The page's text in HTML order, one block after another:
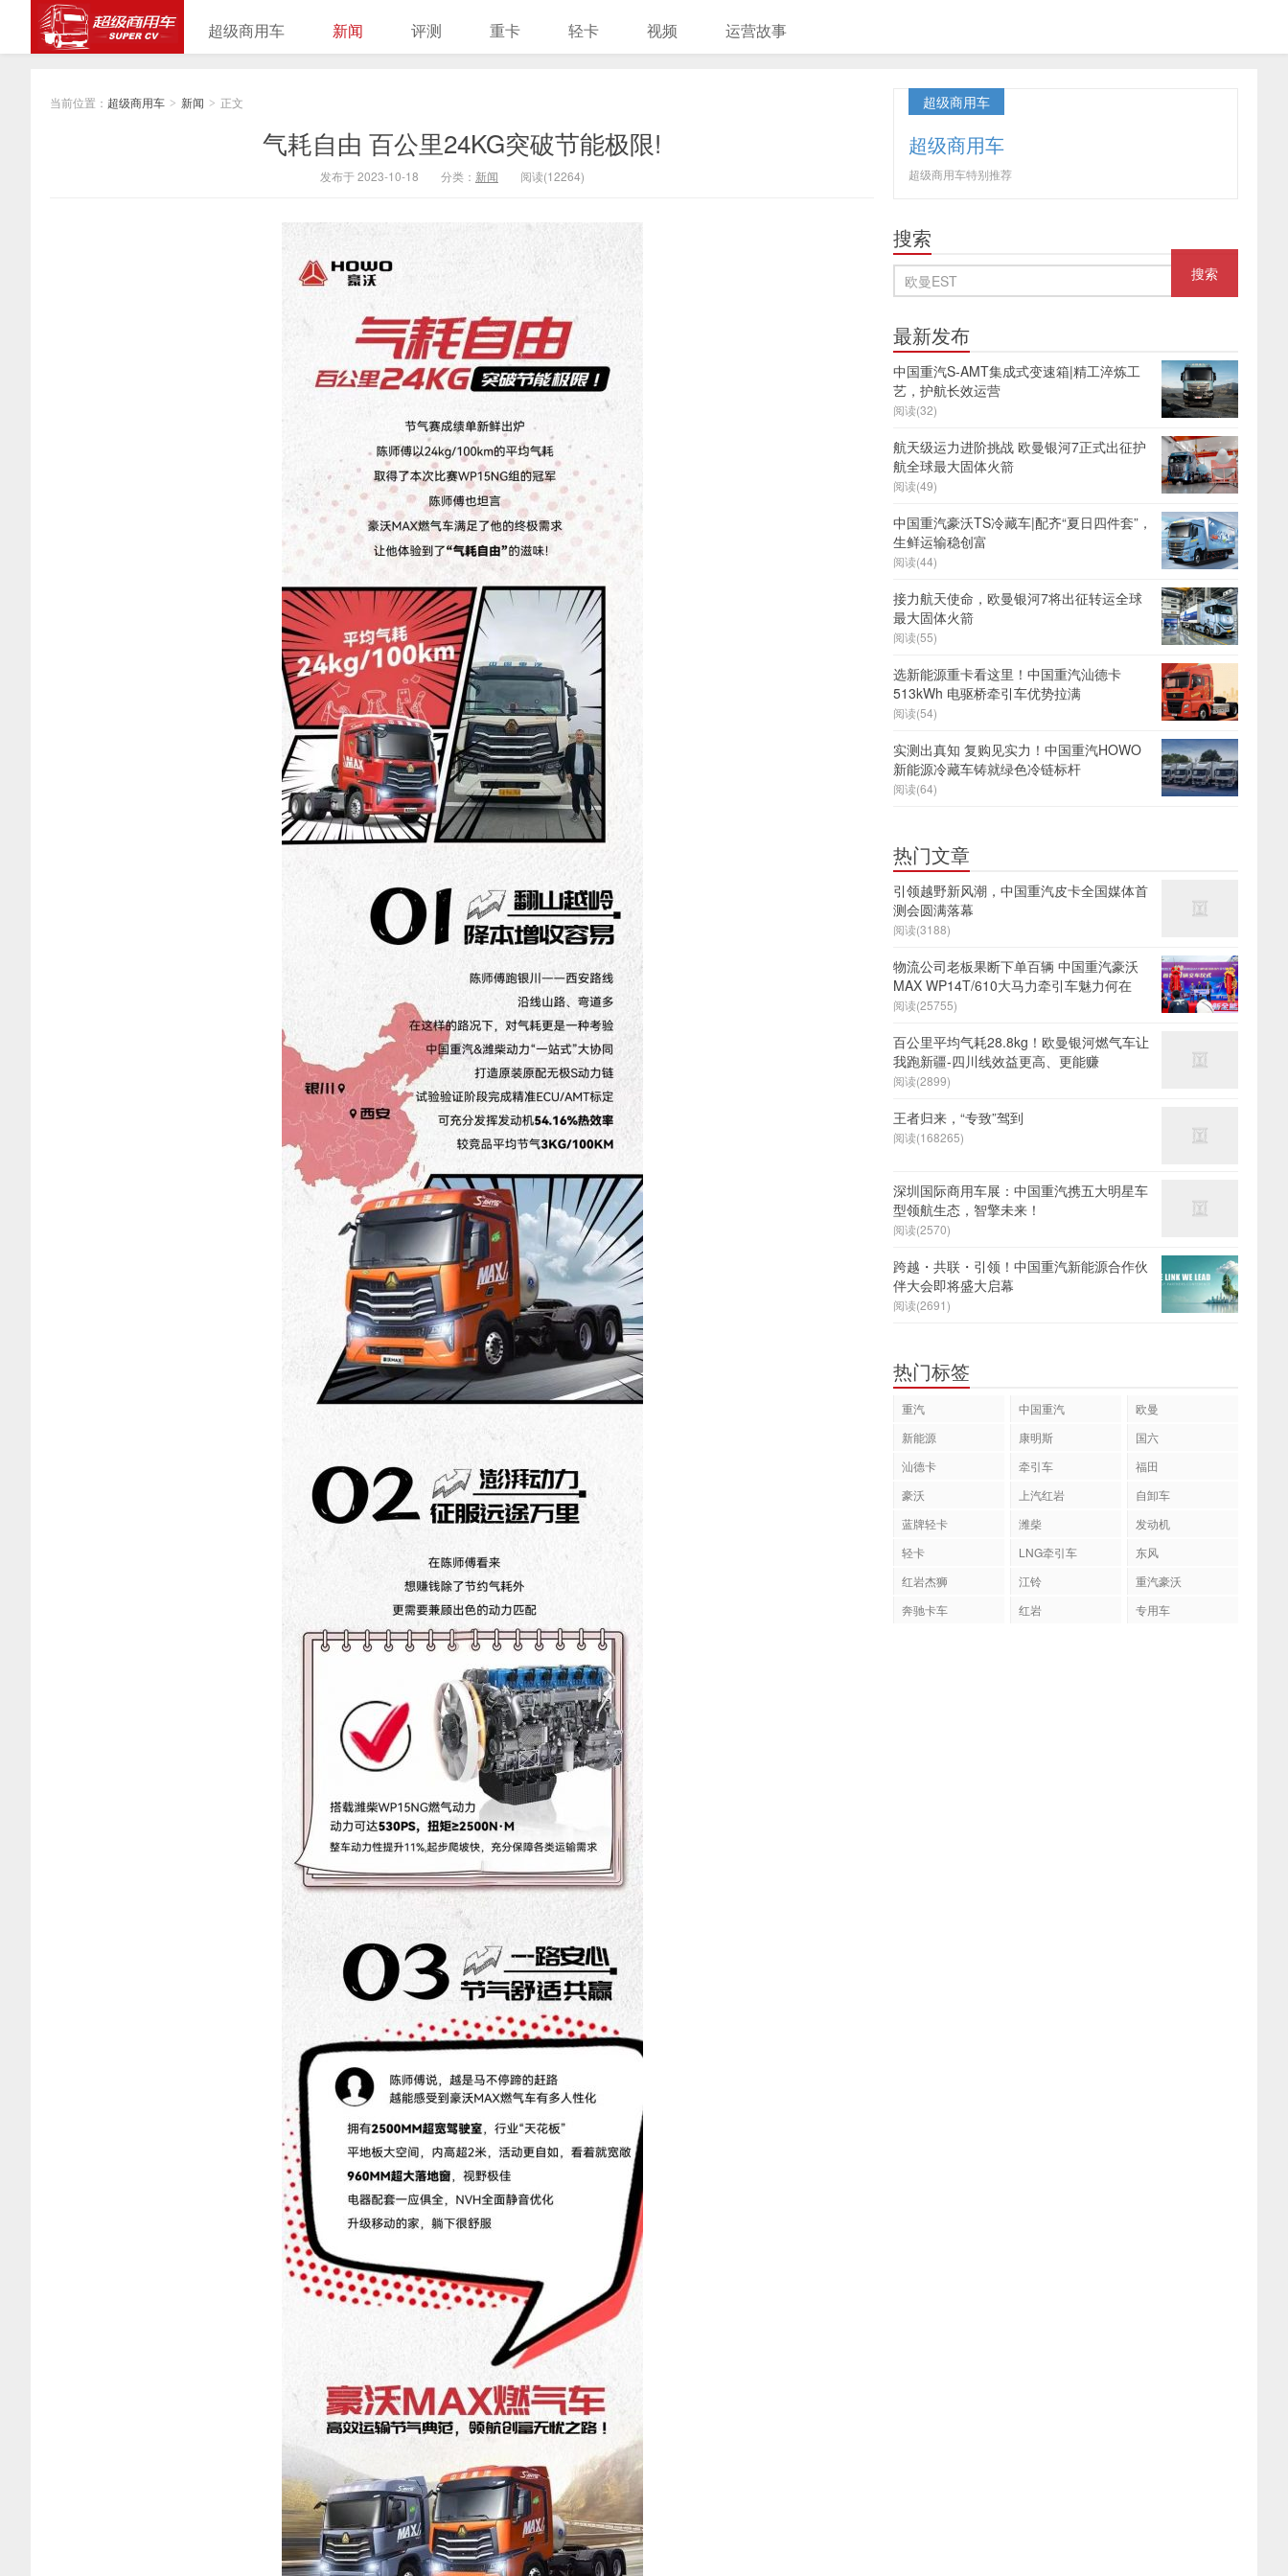
超级商用车 新闻 评测 重卡 轻卡 视频 运营故事
当前位置： 超级商用车 > 新闻 > 正文
气耗自由 百公里24KG突破节能极限!
发布于 2023-10-18 分类： 新闻 阅读(12264)
超级商用车
超级商用车
超级商用车特别推荐
搜索
最新发布
中国重汽S-AMT集成式变速箱|精工淬炼工
艺，护航长效运营
阅读(32)
航天级运力进阶挑战 欧曼银河7正式出征护
航全球最大固体火箭
阅读(49)
中国重汽豪沃TS冷藏车|配齐“夏日四件套”，
生鲜运输稳创富
阅读(44)
接力航天使命，欧曼银河7将出征转运全球
最大固体火箭
阅读(55)
选新能源重卡看这里！中国重汽汕德卡
513kWh 电驱桥牵引车优势拉满
阅读(54)
实测出真知 复购见实力！中国重汽HOWO
新能源冷藏车铸就绿色冷链标杆
阅读(64)
热门文章
引领越野新风潮，中国重汽皮卡全国媒体首
测会圆满落幕
阅读(3188)
物流公司老板果断下单百辆 中国重汽豪沃
MAX WP14T/610大马力牵引车魅力何在
阅读(25755)
百公里平均气耗28.8kg！欧曼银河燃气车让
我跑新疆-四川线效益更高、更能赚
阅读(2899)
王者归来，“专致”驾到
阅读(168265)
深圳国际商用车展：中国重汽携五大明星车
型领航生态，智擎未来！
阅读(2570)
跨越・共联・引领！中国重汽新能源合作伙
伴大会即将盛大启幕
阅读(2691)
热门标签
重汽 中国重汽
欧曼
新能源
康明斯
国六
汕德卡
牵引车
福田
豪沃
上汽红岩
自卸车
蓝牌轻卡
潍柴
发动机
轻卡
LNG牵引车
东风
红岩杰狮
江铃
重汽豪沃
奔驰卡车
红岩 专用车